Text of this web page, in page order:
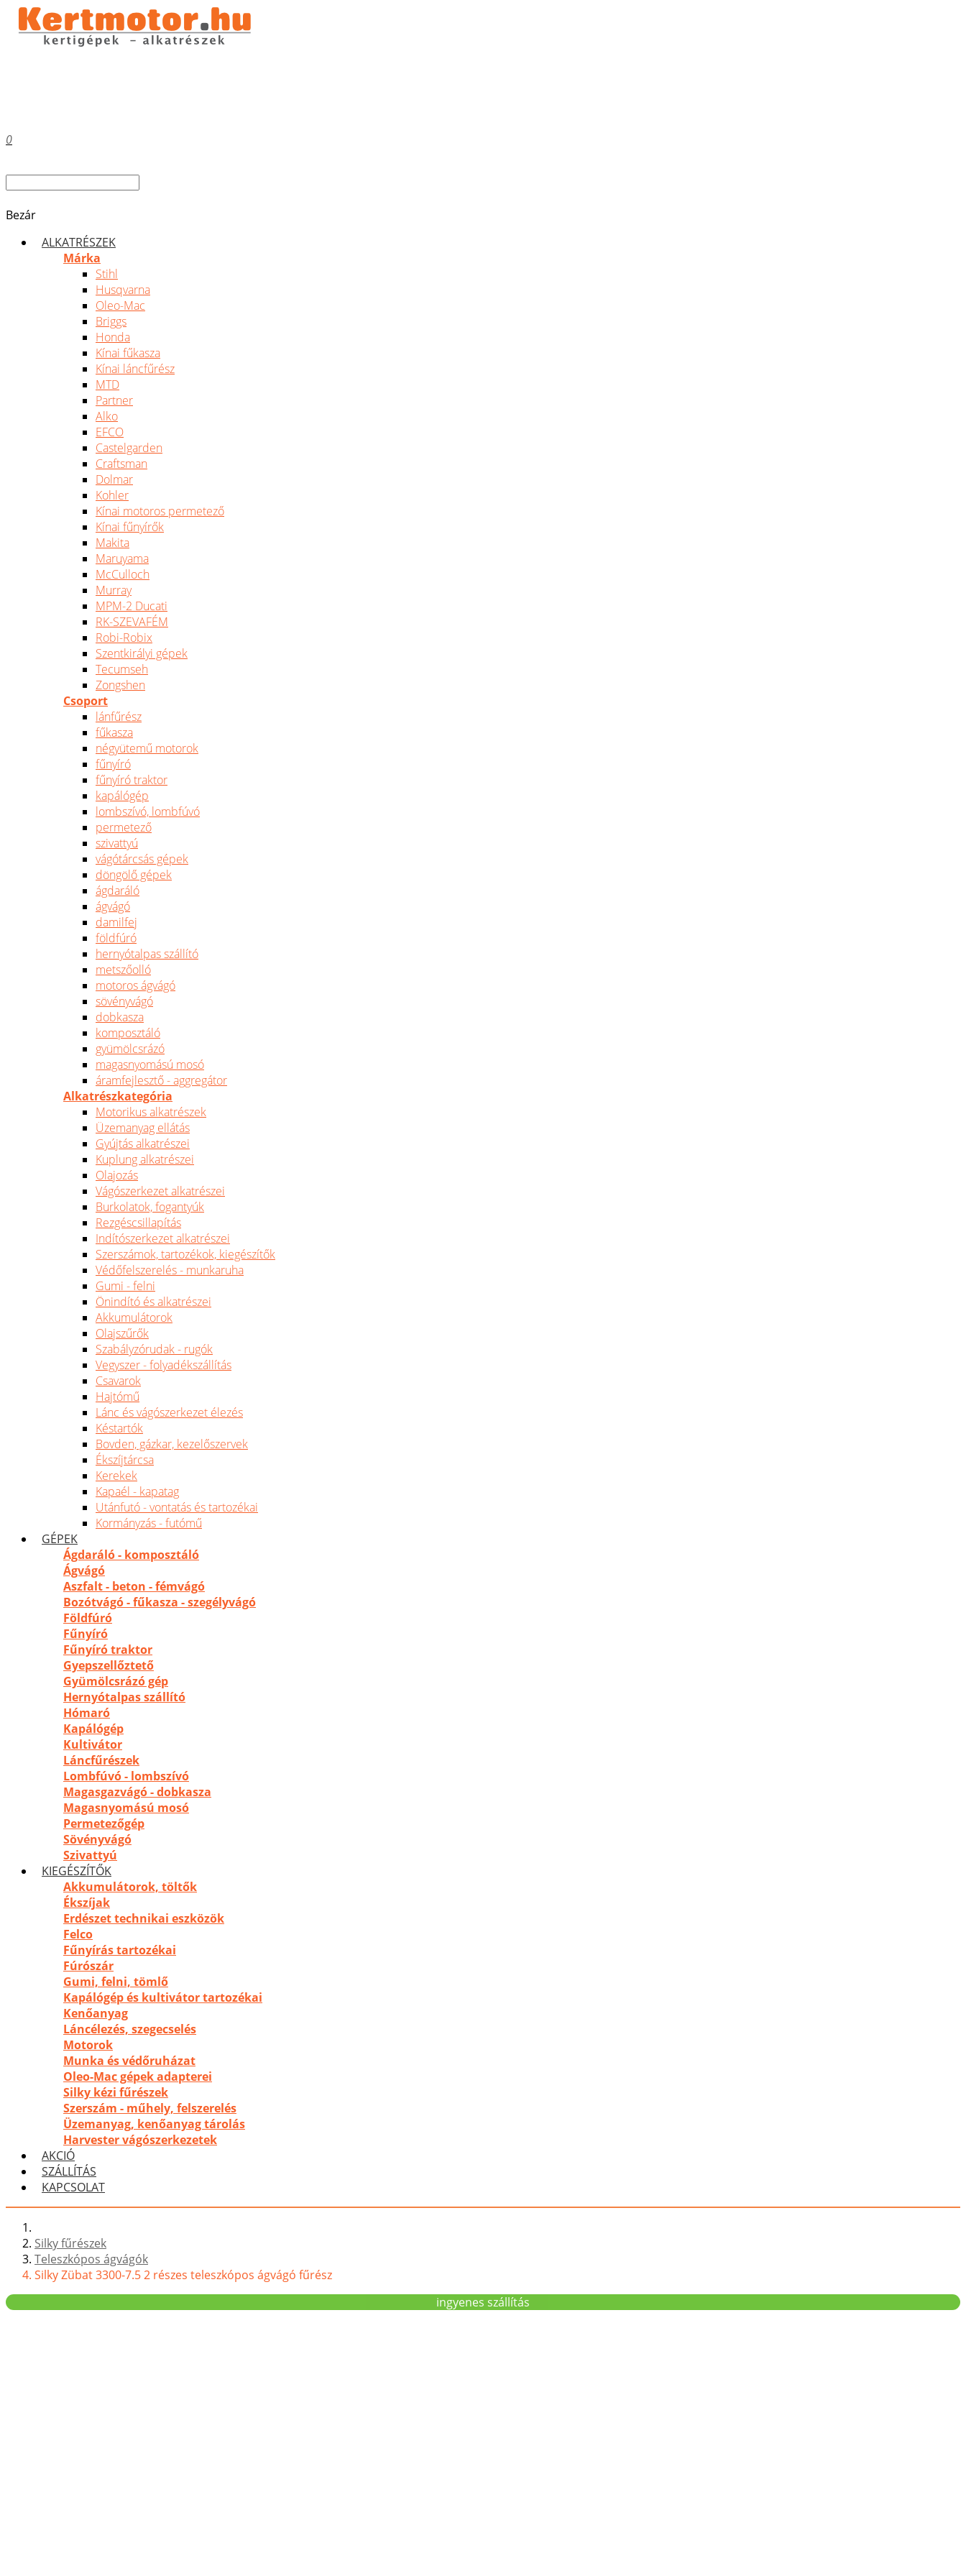
0
Bezár
ALKATRÉSZEK
Márka
Stihl
Husqvarna
Oleo-Mac
Briggs
Honda
Kínai fűkasza
Kínai láncfűrész
MTD
Partner
Alko
EFCO
Castelgarden
Craftsman
Dolmar
Kohler
Kínai motoros permetező
Kínai fűnyírők
Makita
Maruyama
McCulloch
Murray
MPM-2 Ducati
RK-SZEVAFÉM
Robi-Robix
Szentkirályi gépek
Tecumseh
Zongshen
Csoport
lánfűrész
fűkasza
négyütemű motorok
fűnyíró
fűnyíró traktor
kapálógép
lombszívó, lombfúvó
permetező
szivattyú
vágótárcsás gépek
döngölő gépek
ágdaráló
ágvágó
damilfej
földfúró
hernyótalpas szállító
metszőolló
motoros ágvágó
sövényvágó
dobkasza
komposztáló
gyümölcsrázó
magasnyomású mosó
áramfejlesztő - aggregátor
Alkatrészkategória
Motorikus alkatrészek
Üzemanyag ellátás
Gyújtás alkatrészei
Kuplung alkatrészei
Olajozás
Vágószerkezet alkatrészei
Burkolatok, fogantyúk
Rezgéscsillapítás
Indítószerkezet alkatrészei
Szerszámok, tartozékok, kiegészítők
Védőfelszerelés - munkaruha
Gumi - felni
Önindító és alkatrészei
Akkumulátorok
Olajszűrők
Szabályzórudak - rugók
Vegyszer - folyadékszállítás
Csavarok
Hajtómű
Lánc és vágószerkezet élezés
Késtartók
Bovden, gázkar, kezelőszervek
Ékszíjtárcsa
Kerekek
Kapaél - kapatag
Utánfutó - vontatás és tartozékai
Kormányzás - futómű
GÉPEK
Ágdaráló - komposztáló
Ágvágó
Aszfalt - beton - fémvágó
Bozótvágó - fűkasza - szegélyvágó
Földfúró
Fűnyíró
Fűnyíró traktor
Gyepszellőztető
Gyümölcsrázó gép
Hernyótalpas szállító
Hómaró
Kapálógép
Kultivátor
Láncfűrészek
Lombfúvó - lombszívó
Magasgazvágó - dobkasza
Magasnyomású mosó
Permetezőgép
Sövényvágó
Szivattyú
KIEGÉSZÍTŐK
Akkumulátorok, töltők
Ékszíjak
Erdészet technikai eszközök
Felco
Fűnyírás tartozékai
Fúrószár
Gumi, felni, tömlő
Kapálógép és kultivátor tartozékai
Kenőanyag
Láncélezés, szegecselés
Motorok
Munka és védőruházat
Oleo-Mac gépek adapterei
Silky kézi fűrészek
Szerszám - műhely, felszerelés
Üzemanyag, kenőanyag tárolás
Harvester vágószerkezetek
AKCIÓ
SZÁLLÍTÁS
KAPCSOLAT
Silky fűrészek
Teleszkópos ágvágók
Silky Zübat 3300-7.5 2 részes teleszkópos ágvágó fűrész
ingyenes szállítás